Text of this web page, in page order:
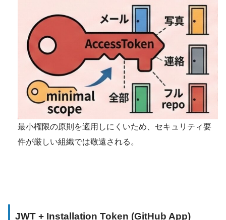
最小権限の原則を適用しにくいため、セキュリティ要
件が厳しい組織では敬遠される。
JWT + Installation Token (GitHub App)